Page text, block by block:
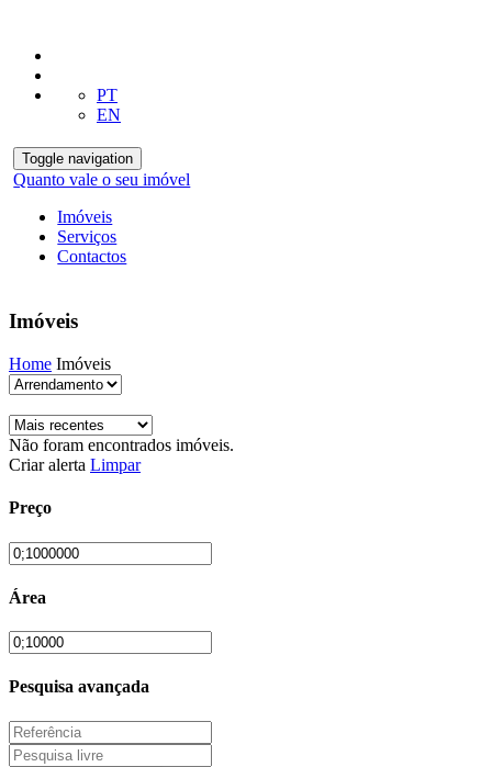
PT
EN
Toggle navigation
Quanto vale o seu imóvel
Imóveis
Serviços
Contactos
Imóveis
Home Imóveis
Não foram encontrados imóveis.
Criar alerta Limpar
Preço
Área
Pesquisa avançada